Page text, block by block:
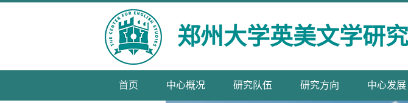
郑州大学英美文学研
首页 中心概况 研究队伍 研究方向 中心发展